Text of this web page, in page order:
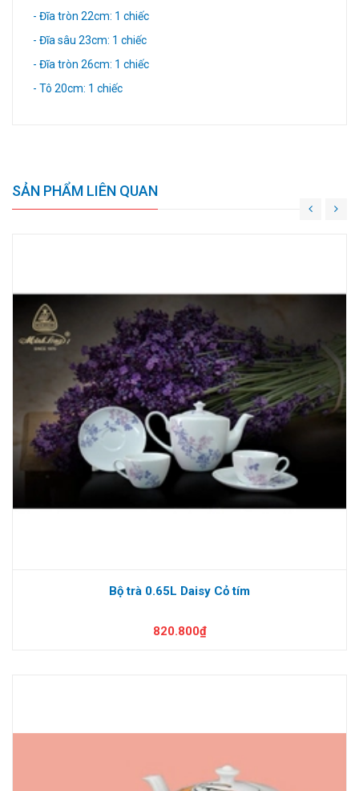
- Đĩa tròn 22cm: 1 chiếc
- Đĩa sâu 23cm: 1 chiếc
- Đĩa tròn 26cm: 1 chiếc
- Tô 20cm: 1 chiếc
SẢN PHẨM LIÊN QUAN
Bộ trà 0.65L Daisy Cỏ tím
820.800₫